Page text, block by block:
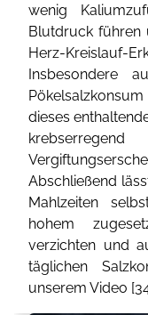
wenig
Blutdruck führen
Herz-
Insbesondere
dieses
Abschließend
Mahlzeiten
hohem
verzichten und
täglichen
unserem Video [